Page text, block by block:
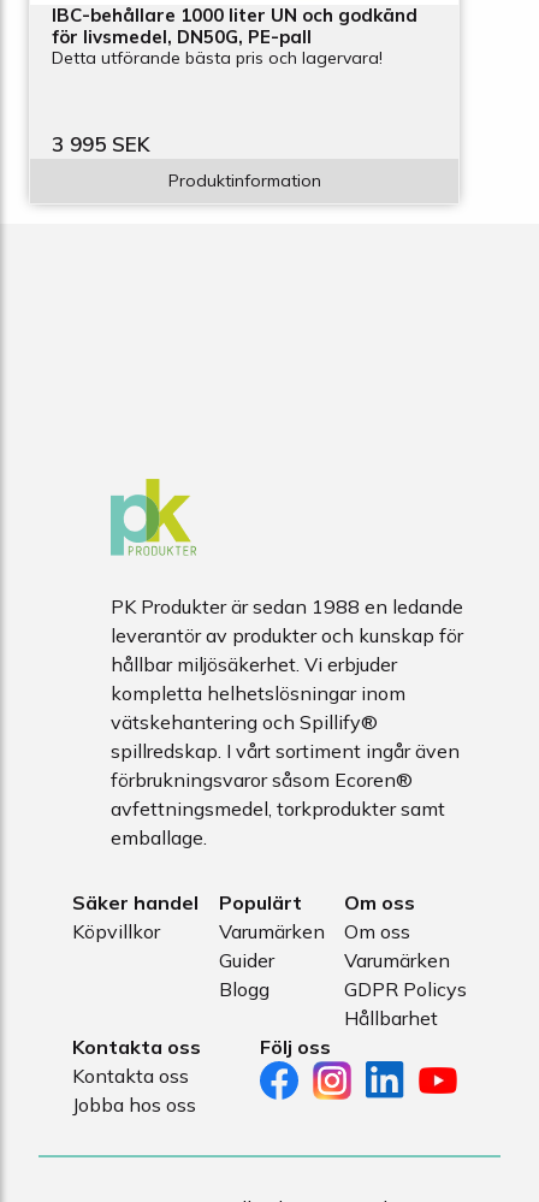
IBC-behållare 1000 liter UN och godkänd
för livsmedel, DN50G, PE-pall
Detta utförande bästa pris och lagervara!
3 995 SEK
Produktinformation
PK Produkter är sedan 1988 en ledande
leverantör av produkter och kunskap för
hållbar miljösäkerhet. Vi erbjuder
kompletta helhetslösningar inom
vätskehantering och Spillify®
spillredskap. I vårt sortiment ingår även
förbrukningsvaror såsom Ecoren®
avfettningsmedel, torkprodukter samt
emballage.
Säker handel
Köpvillkor
Populärt
Varumärken
Guider
Blogg
Om oss
Om oss
Varumärken
GDPR Policys
Hållbarhet
Kontakta oss
Kontakta oss
Jobba hos oss
Följ oss